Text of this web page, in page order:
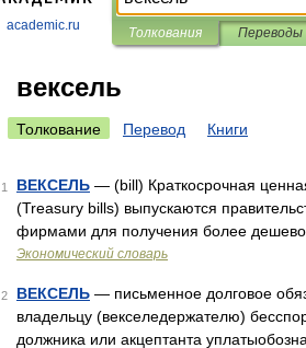
academic.ru Толкования Переводы
вексель
Толкование Перевод Книги
1 ВЕКСЕЛЬ — (bill) Краткосрочная
(Treasury bills) выпускаются
фирмами для получения более
Экономический словарь
2 ВЕКСЕЛЬ — письменное долговое
владельцу (векселедержателю)
должника или акцептанта